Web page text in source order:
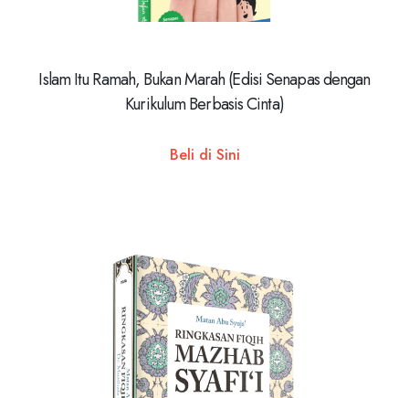
Islam Itu Ramah, Bukan Marah (Edisi Senapas dengan
Kurikulum Berbasis Cinta)
Beli di Sini